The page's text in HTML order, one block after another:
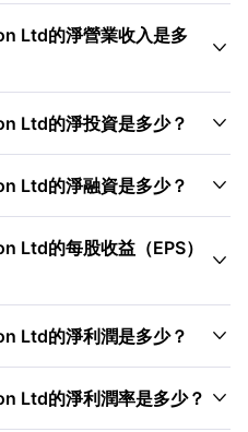
Ltd的淨營業收入是多

Ltd的淨投資是多少？ 
Ltd的淨融資是多少？ 
Ltd的每股收益（EPS）

Ltd的淨利潤是多少？ 
Ltd的淨利潤率是多少？ 